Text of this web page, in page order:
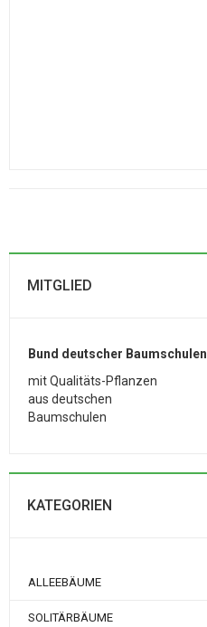
MITGLIED
Bund deutscher Baumschulen
mit Qualitäts-Pflanzen
aus deutschen
Baumschulen
KATEGORIEN
ALLEEBÄUME
SOLITÄRBÄUME